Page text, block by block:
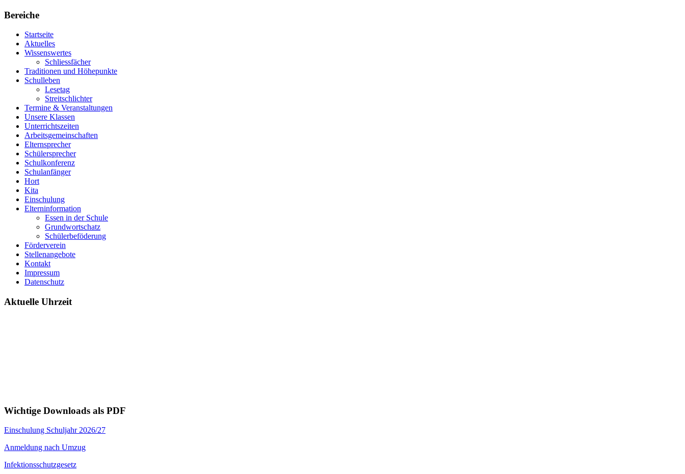
Bereiche
Startseite
Aktuelles
Wissenswertes
Schliessfächer
Traditionen und Höhepunkte
Schulleben
Lesetag
Streitschlichter
Termine & Veranstaltungen
Unsere Klassen
Unterrichtszeiten
Arbeitsgemeinschaften
Elternsprecher
Schülersprecher
Schulkonferenz
Schulanfänger
Hort
Kita
Einschulung
Elterninformation
Essen in der Schule
Grundwortschatz
Schülerbeföderung
Förderverein
Stellenangebote
Kontakt
Impressum
Datenschutz
Aktuelle Uhrzeit
Wichtige Downloads als PDF
Einschulung Schuljahr 2026/27
Anmeldung nach Umzug
Infektionsschutzgesetz